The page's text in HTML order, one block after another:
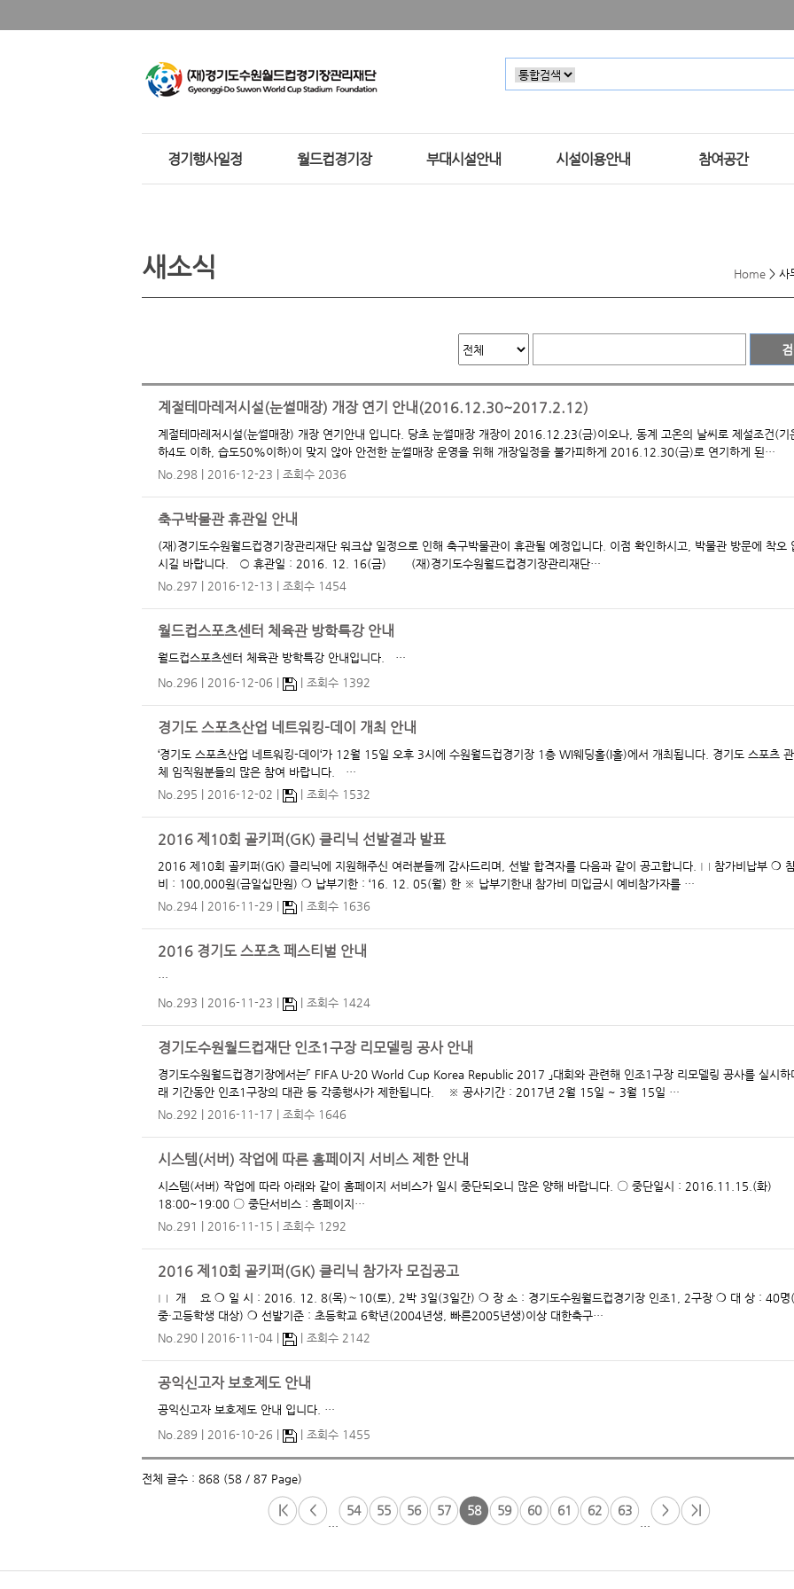
경기행사일정 월드컵경기장 부대시설안내 시설이용안내 참여공간
Home > 사
새소식
계절테마레저시설(눈썰매장) 개장 연기 안내(2016.12.30~2017.2.12)
계절테마레저시설(눈썰매장) 개장 연기안내 입니다. 당초 눈썰매장 개장이 2016.12.23(금)이오나, 동계 고온의 날씨로 제설조건(기온 영
하4도 이하, 습도50%이하)이 맞지 않아 안전한 눈썰매장 운영을 위해 개장일정을 불가피하게 2016.12.30(금)로 연기하게 된…
No.298
2016-12-23 조회수 2036
축구박물관 휴관일 안내
(재)경기도수원월드컵경기장관리재단 워크샵 일정으로 인해 축구박물관이 휴관될 예정입니다. 이점 확인하시고, 박물관 방문에 착오 없으
시길 바랍니다. ○ 휴관일 : 2016. 12. 16(금) (재)경기도수원월드컵경기장관리재단…
No.297
2016-12-13 조회수 1454
월드컵스포츠센터 체육관 방학특강 안내
월드컵스포츠센터 체육관 방학특강 안내입니다. …
No.296
2016-12-06 조회수 1392
경기도 스포츠산업 네트워킹-데이 개최 안내
‘경기도 스포츠산업 네트워킹-데이‘가 12월 15일 오후 3시에 수원월드컵경기장 1층 WI웨딩홀(I홀)에서 개최됩니다. 경기도 스포츠 관련 업
체 임직원분들의 많은 참여 바랍니다. …
No.295
2016-12-02 조회수 1532
2016 제10회 골키퍼(GK) 클리닉 선발결과 발표
2016 제10회 골키퍼(GK) 클리닉에 지원해주신 여러분들께 감사드리며, 선발 합격자를 다음과 같이 공고합니다. □ 참가비납부 ❍ 참 가
비 : 100,000원(금일십만원) ❍ 납부기한 : ‘16. 12. 05(월) 한 ※ 납부기한내 참가비 미입금시 예비참가자를 …
No.294
2016-11-29 조회수 1636
2016 경기도 스포츠 페스티벌 안내
…
No.293
2016-11-23 조회수 1424
경기도수원월드컵재단 인조1구장 리모델링 공사 안내
경기도수원월드컵경기장에서는「 FIFA U-20 World Cup Korea Republic 2017 」대회와 관련해 인조1구장 리모델링 공사를 실시하
래 기간동안 인조1구장의 대관 등 각종행사가 제한됩니다. ※ 공사기간 : 2017년 2월 15일 ~ 3월 15일 …
No.292
2016-11-17 조회수 1646
시스템(서버) 작업에 따른 홈페이지 서비스 제한 안내
시스템(서버) 작업에 따라 아래와 같이 홈페이지 서비스가 일시 중단되오니 많은 양해 바랍니다. 〇 중단일시 : 2016.11.15.(화)
18:00~19:00 〇 중단서비스 : 홈페이지…
No.291
2016-11-15 조회수 1292
2016 제10회 골키퍼(GK) 클리닉 참가자 모집공고
□ 개 요 ❍ 일 시 : 2016. 12. 8(목)∼10(토), 2박 3일(3일간) ❍ 장 소 : 경기도수원월드컵경기장 인조1, 2구장 ❍ 대 상 : 40명(초6·
중·고등학생 대상) ❍ 선발기준 : 초등학교 6학년(2004년생, 빠른2005년생)이상 대한축구…
No.290
2016-11-04 조회수 2142
공익신고자 보호제도 안내
공익신고자 보호제도 안내 입니다. …
No.289
2016-10-26 조회수 1455
전체 글수 : 868 (58 / 87 Page)
|< < 54 55 56 57 58 59 60 61 62 63 > >|